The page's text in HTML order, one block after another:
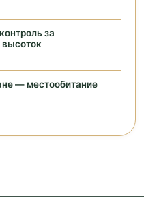
за
высоток
— местообитание